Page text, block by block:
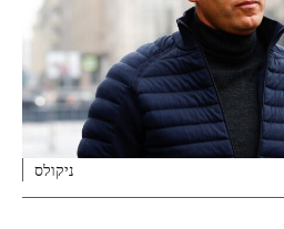
ניקולס